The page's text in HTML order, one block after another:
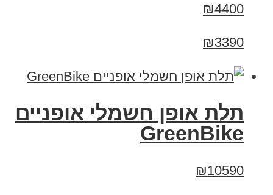
₪4400
₪3390
תלת אופן חשמלי אופניים
GreenBike
₪10590